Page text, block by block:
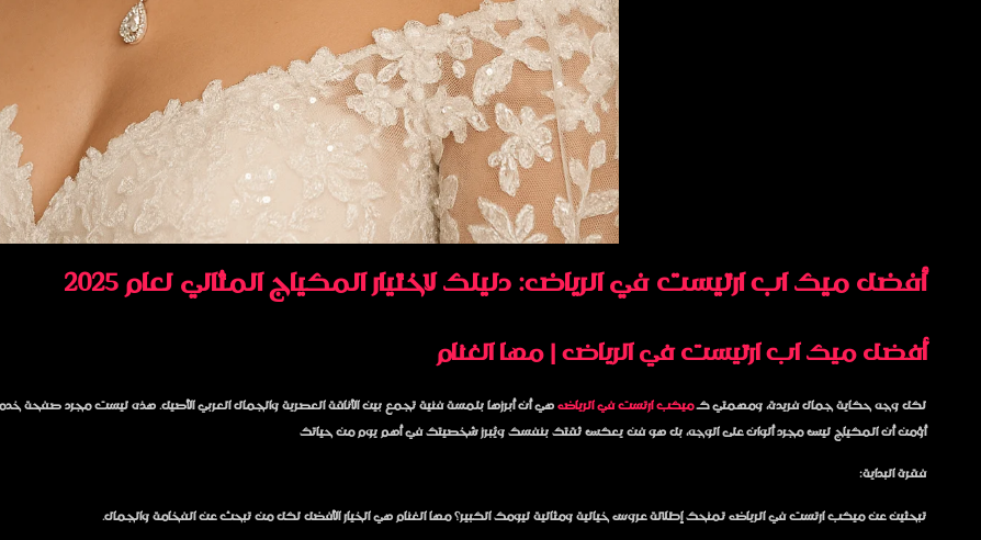
أفضل ميك اب ارتيست في الرياض: دليلك لاختيار المكياج المثالي لعام 2025
أفضل ميك اب ارتيست في الرياض | مها الغنام
لكل وجه حكاية جمال فريدة، ومهمتي كـميكب ارتست في الرياضهي أن أبرزها بلمسة فنية تجمع بين الأناقة العصرية والجمال العربي الأصيل. هذه ليست مجرد صفحة
أؤمن أن المكياج ليس مجرد ألوان على الوجه، بل هو فن يعكس ثقتك بنفسك ويُبرز شخصيتك في أهم يوم من حياتك
فقرة البداية:
تبحثين عنميكب ارتست في الرياضتمنحك إطلالة عروس خيالية ومثالية ليومك الكبير؟ مها الغنام هي الخيار الأفضل لكل من تبحث عن الفخامة والجمال.